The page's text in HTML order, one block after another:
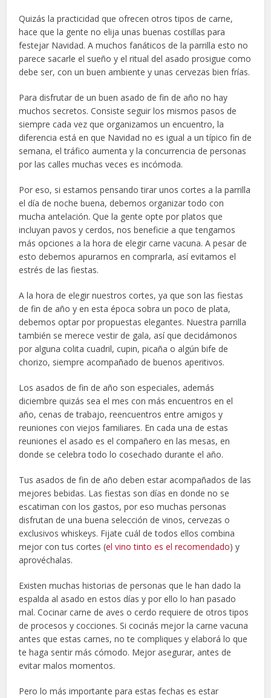
Quizás la practicidad que ofrecen otros tipos de carne,
hace que la gente no elija unas buenas costillas para
festejar Navidad. A muchos fanáticos de la parrilla esto no
parece sacarle el sueño y el ritual del asado prosigue como
debe ser, con un buen ambiente y unas cervezas bien frías.
Para disfrutar de un buen asado de fin de año no hay
muchos secretos. Consiste seguir los mismos pasos de
siempre cada vez que organizamos un encuentro, la
diferencia está en que Navidad no es igual a un típico fin de
semana, el tráfico aumenta y la concurrencia de personas
por las calles muchas veces es incómoda.
Por eso, si estamos pensando tirar unos cortes a la parrilla
el día de noche buena, debemos organizar todo con
mucha antelación. Que la gente opte por platos que
incluyan pavos y cerdos, nos beneficie a que tengamos
más opciones a la hora de elegir carne vacuna. A pesar de
esto debemos apurarnos en comprarla, así evitamos el
estrés de las fiestas.
A la hora de elegir nuestros cortes, ya que son las fiestas
de fin de año y en esta época sobra un poco de plata,
debemos optar por propuestas elegantes. Nuestra parrilla
también se merece vestir de gala, así que decidámonos
por alguna colita cuadril, cupin, picaña o algún bife de
chorizo, siempre acompañado de buenos aperitivos.
Los asados de fin de año son especiales, además
diciembre quizás sea el mes con más encuentros en el
año, cenas de trabajo, reencuentros entre amigos y
reuniones con viejos familiares. En cada una de estas
reuniones el asado es el compañero en las mesas, en
donde se celebra todo lo cosechado durante el año.
Tus asados de fin de año deben estar acompañados de las
mejores bebidas. Las fiestas son días en donde no se
escatiman con los gastos, por eso muchas personas
disfrutan de una buena selección de vinos, cervezas o
exclusivos whiskeys. Fijate cuál de todos ellos combina
mejor con tus cortes (el vino tinto es el recomendado) y
aprovéchalas.
Existen muchas historias de personas que le han dado la
espalda al asado en estos días y por ello lo han pasado
mal. Cocinar carne de aves o cerdo requiere de otros tipos
de procesos y cocciones. Si cocinás mejor la carne vacuna
antes que estas carnes, no te compliques y elaborá lo que
te haga sentir más cómodo. Mejor asegurar, antes de
evitar malos momentos.
Pero lo más importante para estas fechas es estar